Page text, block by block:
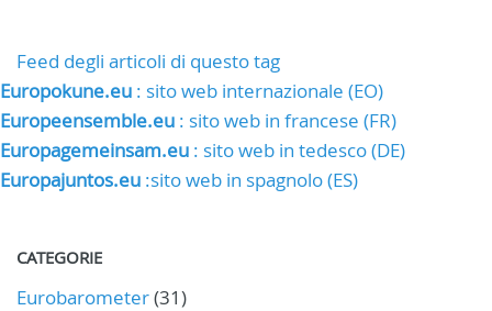
Feed degli articoli di questo tag
Europokune.eu : sito web internazionale (EO)
Europeensemble.eu : sito web in francese (FR)
Europagemeinsam.eu : sito web in tedesco (DE)
Europajuntos.eu :sito web in spagnolo (ES)
CATEGORIE
Eurobarometer(31)